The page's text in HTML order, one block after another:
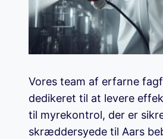
Vores team af erfarne
dedikeret til at levere
til myrekontrol, der er
skræddersyede til Aars